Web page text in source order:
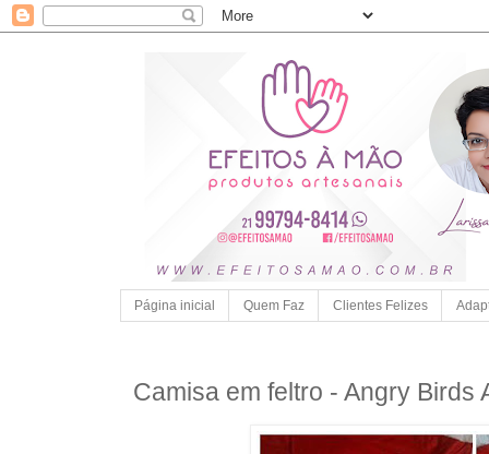
Página inicial Quem Faz Clientes Felizes
Camisa em feltro - Angry Birds